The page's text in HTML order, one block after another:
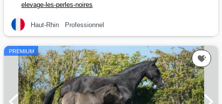
elevage-les-perles-noires
Haut-Rhin Professionnel
PREMIUM